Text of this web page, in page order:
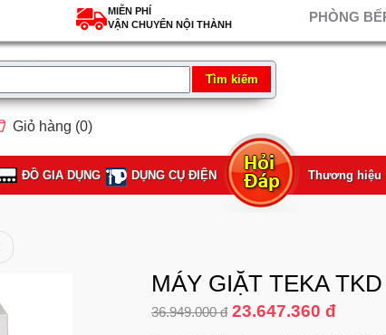
MIỄN PHÍ
VẬN CHUYỂN NỘI THÀNH
PHÒNG
Giỏ hàng (0)
ĐỒ GIA DỤNG DỤNG CỤ ĐIỆN Thương hiệu
MÁY GIẶT TEKA
36.949.000 đ 23.647.360 đ